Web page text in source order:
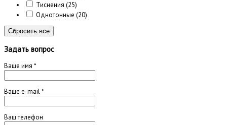
Тиснения (25)
Однотонные (20)
Сбросить все
Задать вопрос
Ваше имя *
Ваше e-mail*
Ваш телефон